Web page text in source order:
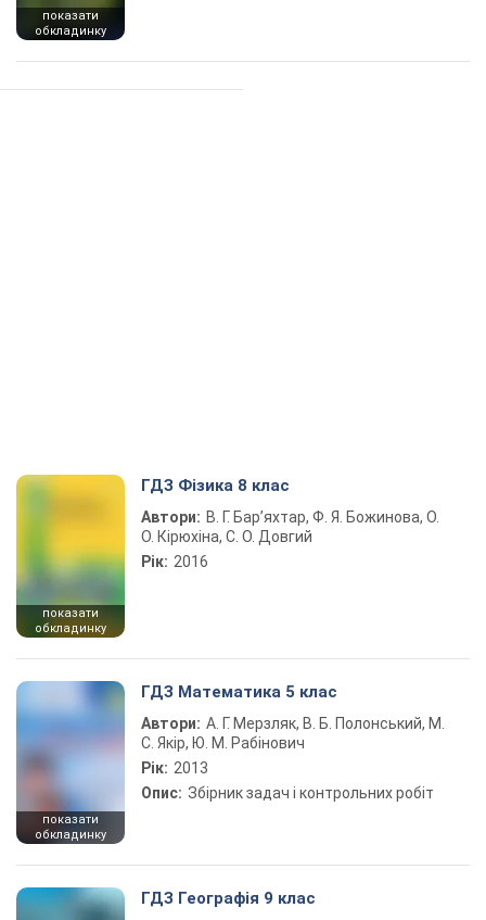
показати
обкладинку
показати
обкладинку
ГДЗ Фізика 8 клас
Автори: В. Г. Бар’яхтар, Ф. Я. Божинова, О.
О. Кірюхіна, С. О. Довгий
Рік: 2016
показати
обкладинку
ГДЗ Математика 5 клас
Автори: А. Г. Мерзляк, В. Б. Полонський, М.
С. Якір, Ю. М. Рабінович
Рік: 2013
Опис: Збірник задач і контрольних робіт
ГДЗ Географія 9 клас